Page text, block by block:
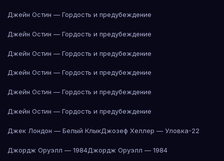
Джейн Остин — Гордость и предубеждение
Джейн Остин — Гордость и предубеждение
Джейн Остин — Гордость и предубеждение
Джейн Остин — Гордость и предубеждение
Джейн Остин — Гордость и предубеждение
Джейн Остин — Гордость и предубеждение
Джек Лондон — Белый КлыкДжозеф Хеллер — Уловка-22
Джордж Оруэлл — 1984Джордж Оруэлл — 1984